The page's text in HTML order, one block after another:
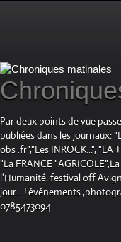
Par deux points de vue
publiées dans les journaux:
obs .fr","Les INROCK...",
"La FRANCE
l'Humanité. festival off
jour....! événements
0785473094